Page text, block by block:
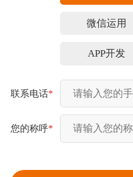
微信运用
APP开发
联系电话*
您的称呼*